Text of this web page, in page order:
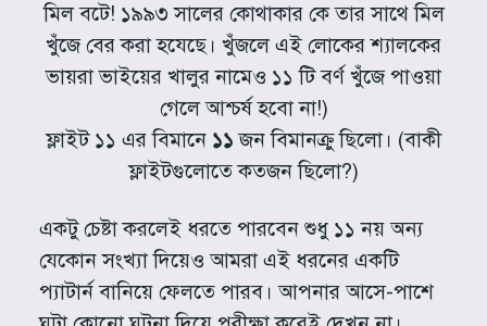
মিল বটে! ১৯৯৩ সালের কোথাকার কে তার সাথে মিল
খুঁজে বের করা হযেছে। খুঁজলে এই লোকের শ্যালকের
ভায়রা ভাইয়ের খালুর নামেও ১১ টি বর্ণ খুঁজে পাওয়া
গেলে আশ্চর্ষ হবো না!)
ফ্লাইট ১১ এর বিমানে ১১জন বিমানক্রু ছিলো। (বাকী
ফ্লাইটগুলোতে কতজন ছিলো?)
একটু চেষ্টা করলেই ধরতে পারবেন শুধু ১১ নয় অন্য
যেকোন সংখ্যা দিয়েও আমরা এই ধরনের একটি
প্যাটার্ন বানিয়ে ফেলতে পারব। আপনার আসে-পাশে